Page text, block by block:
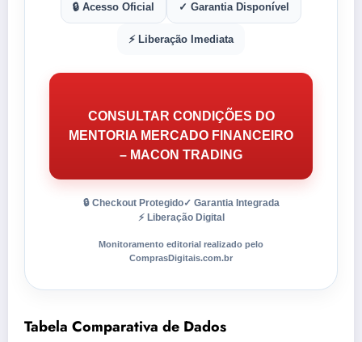
🔒 Acesso Oficial ✓ Garantia Disponível
⚡ Liberação Imediata
CONSULTAR CONDIÇÕES DO
MENTORIA MERCADO FINANCEIRO
– MACON TRADING
🔒 Checkout Protegido✓ Garantia Integrada
⚡ Liberação Digital
Monitoramento editorial realizado pelo
ComprasDigitais.com.br
Tabela Comparativa de Dados